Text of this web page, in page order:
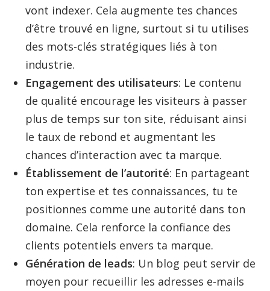
vont indexer. Cela augmente tes chances
d’être trouvé en ligne, surtout si tu utilises
des mots-clés stratégiques liés à ton
industrie.
Engagement des utilisateurs: Le contenu
de qualité encourage les visiteurs à passer
plus de temps sur ton site, réduisant ainsi
le taux de rebond et augmentant les
chances d’interaction avec ta marque.
Établissement de l’autorité: En partageant
ton expertise et tes connaissances, tu te
positionnes comme une autorité dans ton
domaine. Cela renforce la confiance des
clients potentiels envers ta marque.
Génération de leads: Un blog peut servir de
moyen pour recueillir les adresses e-mails